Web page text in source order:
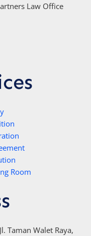
Law Office
Room
Taman Walet Raya,